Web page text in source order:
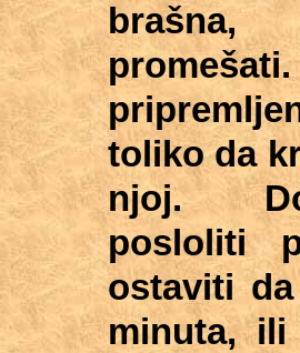
toliko da
njoj.
posloliti
ostaviti
minuta,